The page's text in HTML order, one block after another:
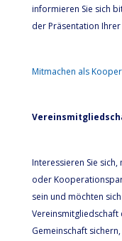
informieren Sie sich
der Präsentation
Mitmachen als
Interessieren Sie
oder
sein und möchten
Vereinsmitgliedschaft
Gemeinschaft